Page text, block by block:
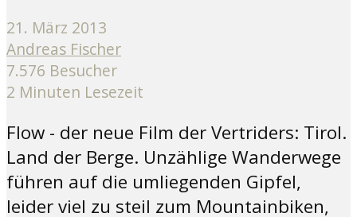
21. März 2013
Andreas Fischer
7.576 Besucher
2 Minuten Lesezeit
Flow - der neue Film der Vertriders: Tirol.
Land der Berge. Unzählige Wanderwege
führen auf die umliegenden Gipfel,
leider viel zu steil zum Mountainbiken,